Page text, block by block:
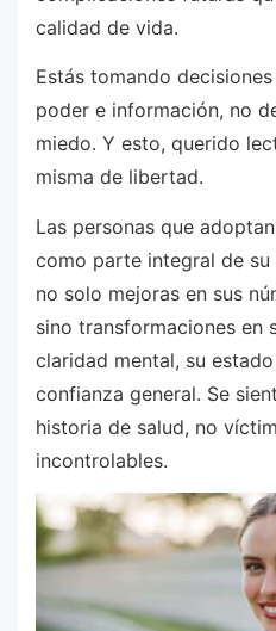
calidad de vida.
Estás tomando
poder e información, no
miedo. Y esto, querido
misma de libertad.
Las personas que
como parte integral de
no solo mejoras en sus
sino transformaciones en
claridad mental, su
confianza general. Se
historia de salud, no
incontrolables.